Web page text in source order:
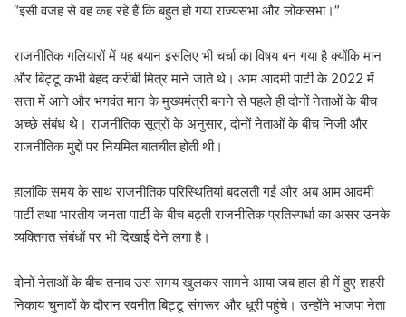
“इसी वजह से वह कह रहे हैं कि बहुत हो गया राज्यसभा और लोकसभा।”
राजनीतिक गलियारों में यह बयान इसलिए भी चर्चा का विषय बन गया है क्योंकि मान
और बिट्टू कभी बेहद करीबी मित्र माने जाते थे। आम आदमी पार्टी के 2022 में
सत्ता में आने और भगवंत मान के मुख्यमंत्री बनने से पहले ही दोनों नेताओं के बीच
अच्छे संबंध थे। राजनीतिक सूत्रों के अनुसार, दोनों नेताओं के बीच निजी और
राजनीतिक मुद्दों पर नियमित बातचीत होती थी।
हालांकि समय के साथ राजनीतिक परिस्थितियां बदलती गईं और अब आम आदमी
पार्टी तथा भारतीय जनता पार्टी के बीच बढ़ती राजनीतिक प्रतिस्पर्धा का असर उनके
व्यक्तिगत संबंधों पर भी दिखाई देने लगा है।
दोनों नेताओं के बीच तनाव उस समय खुलकर सामने आया जब हाल ही में हुए शहरी
निकाय चुनावों के दौरान रवनीत बिट्टू संगरूर और धूरी पहुंचे। उन्होंने भाजपा नेता